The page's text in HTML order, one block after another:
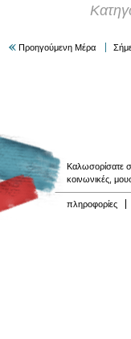
Προηγούμενη Μέρα
Καλωσορίσατε
κοινωνικές,
πληροφορίες